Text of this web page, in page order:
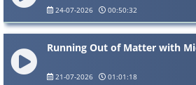
24-07-2026 00:50:32
Running Out of Matter with
21-07-2026 01:01:18